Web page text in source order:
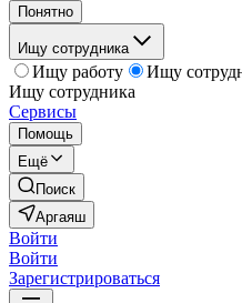
Понятно
Ищу сотрудника
Ищу работу
Ищу
Ищу сотрудника
Сервисы
Помощь
Ещё
Поиск
Аргаяш
Войти
Войти
Зарегистрироваться